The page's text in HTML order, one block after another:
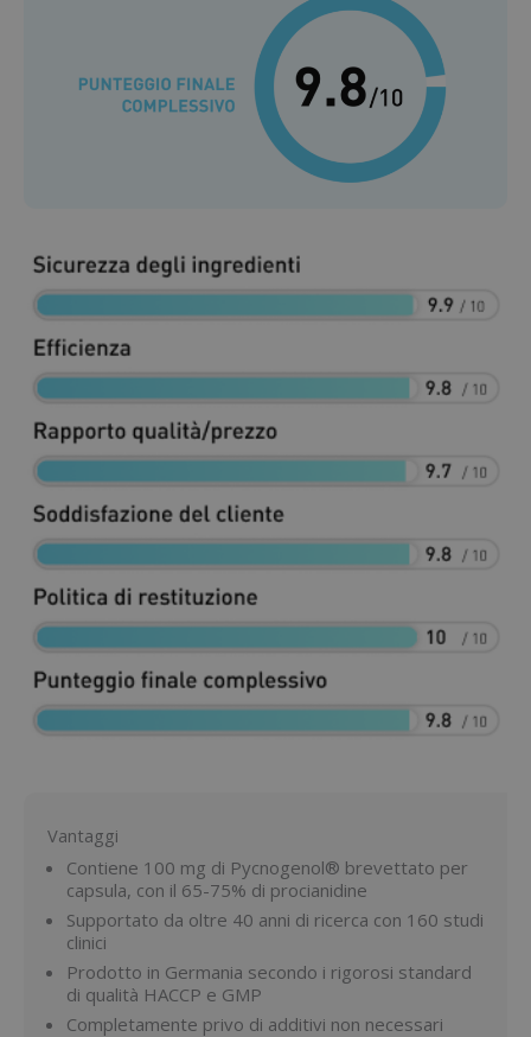
Vantaggi
Contiene 100 mg di Pycnogenol® brevettato per
capsula, con il 65-75% di procianidine
Supportato da oltre 40 anni di ricerca con 160 studi
clinici
Prodotto in Germania secondo i rigorosi standard
di qualità HACCP e GMP
Completamente privo di additivi non necessari